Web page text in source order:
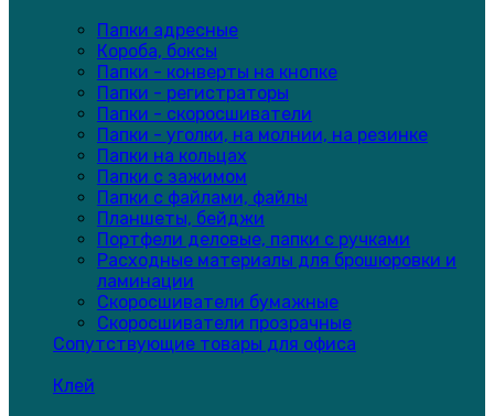
Папки адресные
Короба, боксы
Папки - конверты на кнопке
Папки - регистраторы
Папки - скоросшиватели
Папки - уголки, на молнии, на резинке
Папки на кольцах
Папки с зажимом
Папки с файлами, файлы
Планшеты, бейджи
Портфели деловые, папки с ручками
Расходные материалы для брошюровки и
ламинации
Скоросшиватели бумажные
Скоросшиватели прозрачные
Сопутствующие товары для офиса
Клей